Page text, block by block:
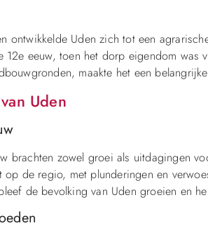
ontwikkelde Uden zich tot een
12e eeuw, toen het dorp eigendom
maakte het een
Uden
brachten zowel groei als uitdagingen
op de regio, met plunderingen en
de bevolking van Uden groeien en